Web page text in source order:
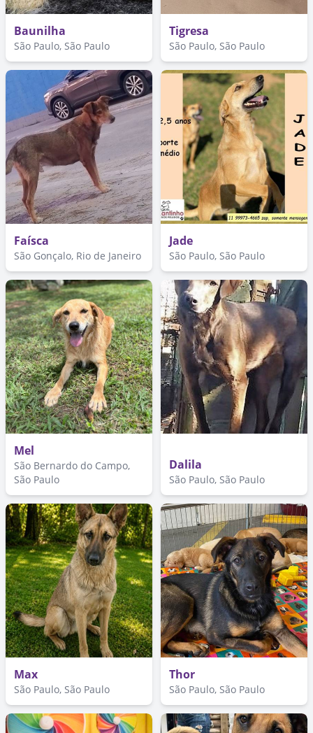
Baunilha
São Paulo, São Paulo
Tigresa
São Paulo, São Paulo
Faísca
São Gonçalo, Rio de Janeiro
Jade
São Paulo, São Paulo
Mel
São Bernardo do Campo,
São Paulo
Dalila
São Paulo, São Paulo
Max
São Paulo, São Paulo
Thor
São Paulo, São Paulo